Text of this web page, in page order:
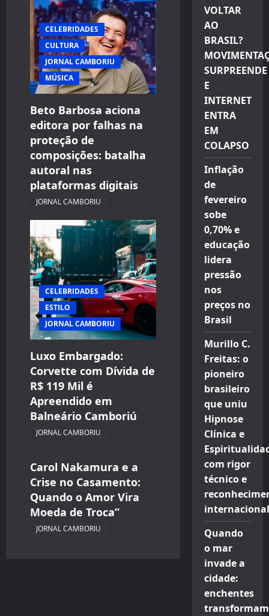
g
a
t
i
o
n
CELEBRIDADES
CULTURA
JORNAL CAMBORIU
MÚSICA
Beto Barbosa aciona
editora por falhas na
proteção de
composições: batalha
autoral nas
plataformas digitais
JORNAL CAMBORIU
CELEBRIDADES
ESTILO
JORNAL CAMBORIU
Luxo Embargado:
Corvette com Dívida de
R$ 119 Mil é
Apreendido em
Balneário Camboriú
JORNAL CAMBORIU
CELEBRIDADES
CINEMA TEATRO TV INTERNET
ENTRETENIMENTO
JORNAL CAMBORIU
Carol Nakamura e a
Crise no Casamento:
Quando o Amor Vira
Moeda de Troca”
JORNAL CAMBORIU
VOLTAR
AO
BRASIL?
SURPREENDE
E
INTERNET
ENTRA
EM
COLAPSO
Inflação
de
fevereiro
sobe
0,70% e
educação
lidera
pressão
nos
preços no
Brasil
Murillo C.
Freitas: o
pioneiro
brasileiro
que uniu
Hipnose
Clínica e
com rigor
técnico e
internacional
Quando
o mar
invade a
cidade:
enchentes
transformam